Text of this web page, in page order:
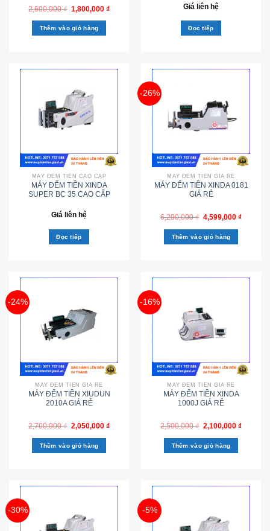
2,600,000₫ 1,800,000 ₫
Thêm vào giỏ hàng
Giá liên hệ
Đọc tiếp
MÁY ĐẾM TIỀN CAO CẤP
MÁY ĐẾM TIỀN XINDA
SUPER BC 35 CAO CẤP
Giá liên hệ
Đọc tiếp
-26%
MÁY ĐẾM TIỀN GIÁ RẺ
MÁY ĐẾM TIỀN XINDA 0181
GIÁ RẺ
6,200,000₫ 4,599,000 ₫
Thêm vào giỏ hàng
-24%
MÁY ĐẾM TIỀN GIÁ RẺ
MÁY ĐẾM TIỀN XIUDUN
2010A GIÁ RẺ
2,700,000₫ 2,050,000 ₫
Thêm vào giỏ hàng
-16%
MÁY ĐẾM TIỀN GIÁ RẺ
MÁY ĐẾM TIỀN XINDA
1000J GIÁ RẺ
2,500,000₫ 2,100,000 ₫
Thêm vào giỏ hàng
-30% -5%